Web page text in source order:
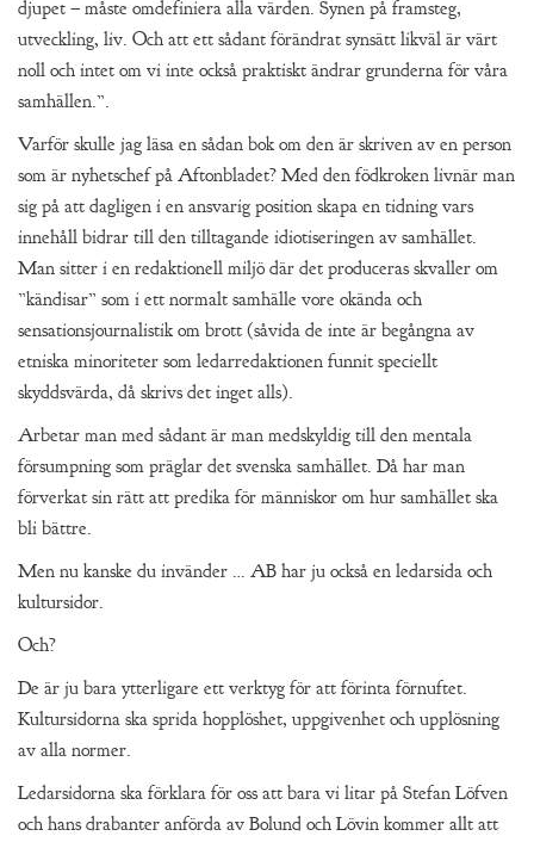
djupet – måste omdefiniera alla värden. Synen på framsteg,
utveckling, liv. Och att ett sådant förändrat synsätt likväl är värt
noll och intet om vi inte också praktiskt ändrar grunderna för våra
samhällen.”.
Varför skulle jag läsa en sådan bok om den är skriven av en person
som är nyhetschef på Aftonbladet? Med den födkroken livnär man
sig på att dagligen i en ansvarig position skapa en tidning vars
innehåll bidrar till den tilltagande idiotiseringen av samhället.
Man sitter i en redaktionell miljö där det produceras skvaller om
”kändisar” som i ett normalt samhälle vore okända och
sensationsjournalistik om brott (såvida de inte är begångna av
etniska minoriteter som ledarredaktionen funnit speciellt
skyddsvärda, då skrivs det inget alls).
Arbetar man med sådant är man medskyldig till den mentala
försumpning som präglar det svenska samhället. Då har man
förverkat sin rätt att predika för människor om hur samhället ska
bli bättre.
Men nu kanske du invänder … AB har ju också en ledarsida och
kultursidor.
Och?
De är ju bara ytterligare ett verktyg för att förinta förnuftet.
Kultursidorna ska sprida hopplöshet, uppgivenhet och upplösning
av alla normer.
Ledarsidorna ska förklara för oss att bara vi litar på Stefan Löfven
och hans drabanter anförda av Bolund och Lövin kommer allt att